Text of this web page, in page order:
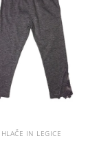
HLAČE IN LEGICE